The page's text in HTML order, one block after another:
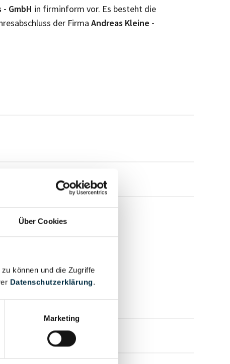
Über Cookies
können und die Zugriffe
Datenschutzerklärung.
Marketing
GmbH in firminform vor. Es besteht die
der Firma Andreas Kleine -
anfragen
anfragen